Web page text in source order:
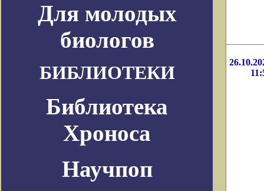
Для молодых
биологов
БИБЛИОТЕКИ
Библиотека
Хроноса
Научпоп